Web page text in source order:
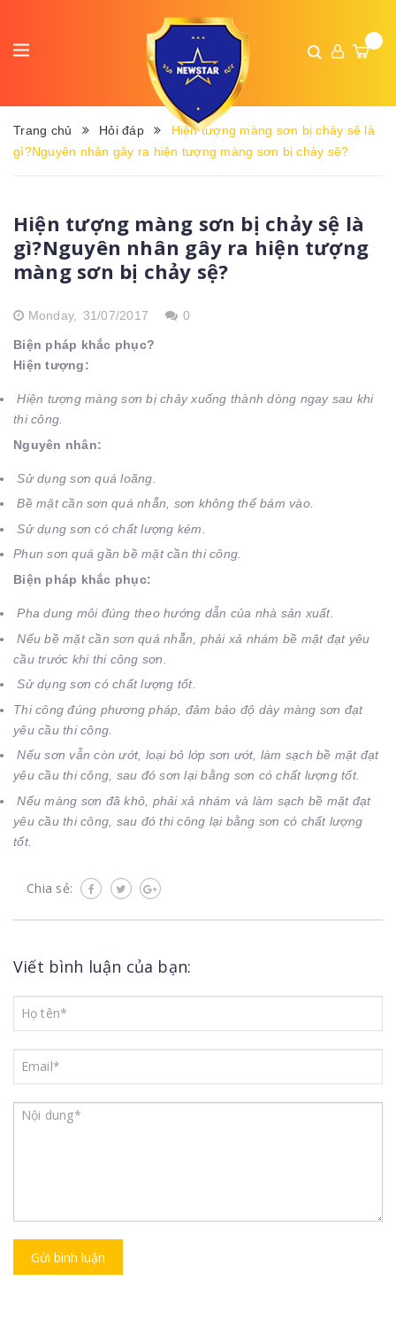
Trang chủ Hỏi đáp
Hiện tượng màng sơn bị chảy sệ là
gì?Nguyên nhân gây ra hiện tượng màng sơn bị chảy sệ?
Hiện tượng màng sơn bị chảy sệ là
gì?Nguyên nhân gây ra hiện tượng
màng sơn bị chảy sệ?
Monday, 31/07/2017 0
Biện pháp khắc phục?
Hiện tượng:
Hiện tượng màng sơn bị chảy xuống thành dòng ngay sau khi
thi công.
Nguyên nhân:
Sử dụng sơn quá loãng.
Bề mặt cần sơn quá nhẵn, sơn không thể bám vào.
Sử dụng sơn có chất lượng kém.
Phun sơn quá gần bề mặt cần thi công.
Biện pháp khắc phục:
Pha dung môi đúng theo hướng dẫn của nhà sản xuất.
Nếu bề mặt cần sơn quá nhẵn, phải xả nhám bề mặt đạt yêu
cầu trước khi thi công sơn.
Sử dụng sơn có chất lượng tốt.
Thi công đúng phương pháp, đảm bảo độ dày màng sơn đạt
yêu cầu thi công.
Nếu sơn vẫn còn ướt, loại bỏ lớp sơn ướt, làm sạch bề mặt đạt
yêu cầu thi công, sau đó sơn lại bằng sơn có chất lượng tốt.
Nếu màng sơn đã khô, phải xả nhám và làm sạch bề mặt đạt
yêu cầu thi công, sau đó thi công lại bằng sơn có chất lượng
tốt.
Chia sẻ:
Viết bình luận của bạn:
Gửi bình luận